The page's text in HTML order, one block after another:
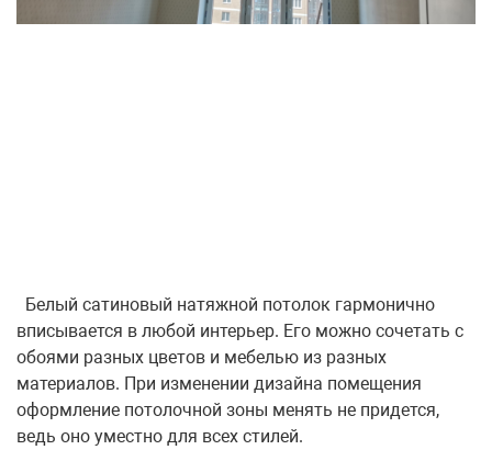
Белый сатиновый натяжной потолок гармонично
вписывается в любой интерьер. Его можно сочетать с
обоями разных цветов и мебелью из разных
материалов. При изменении дизайна помещения
оформление потолочной зоны менять не придется,
ведь оно уместно для всех стилей.